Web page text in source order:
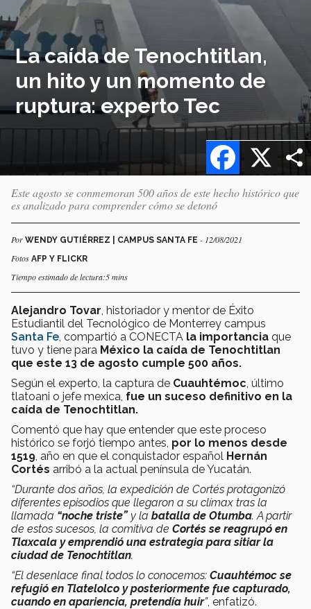
La caída de Tenochtitlan,
un hito y un momento de
ruptura: experto Tec
X
Facebook
Este agosto se conmemoran 500 años de este hecho histórico que
es analizado para comprender cómo se detonó
Por WENDY GUTIÉRREZ | CAMPUS SANTA FE - 12/08/2021
Fotos AFP Y FLICKR
Tiempo estimado de lectura:5 mins
Alejandro Tovar , historiador y mentor de Éxito
Estudiantil del Tecnológico de Monterrey campus
Santa Fe , compartió a CONECTA la importancia que
tuvo y tiene para México la caída de Tenochtitlan
que este 13 de agosto cumple 500 años.
Según el experto, la captura de Cuauhtémoc , último
tlatoani o jefe mexica, fue un suceso definitivo en la
caída de Tenochtitlan.
Comentó que hay que entender que este proceso
histórico se forjó tiempo antes, por lo menos desde
1519 , año en que el conquistador español Hernán
Cortés arribó a la actual península de Yucatán.
“Durante dos años, la expedición de Cortés protagonizó
diferentes episodios que llegaron a su clímax tras la
llamada “noche triste” y la batalla de Otumba. A partir
de estos sucesos, la comitiva de Cortés se reagrupó en
Tlaxcala y emprendió una estrategia para sitiar la
ciudad de Tenochtitlan.
“El desenlace final todos lo conocemos: Cuauhtémoc se
refugió en Tlatelolco y posteriormente fue capturado,
cuando en apariencia, pretendía huir”, enfatizó.